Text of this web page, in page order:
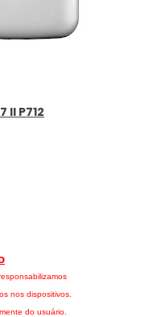
II P712
nos dispositivos.
do usuário.